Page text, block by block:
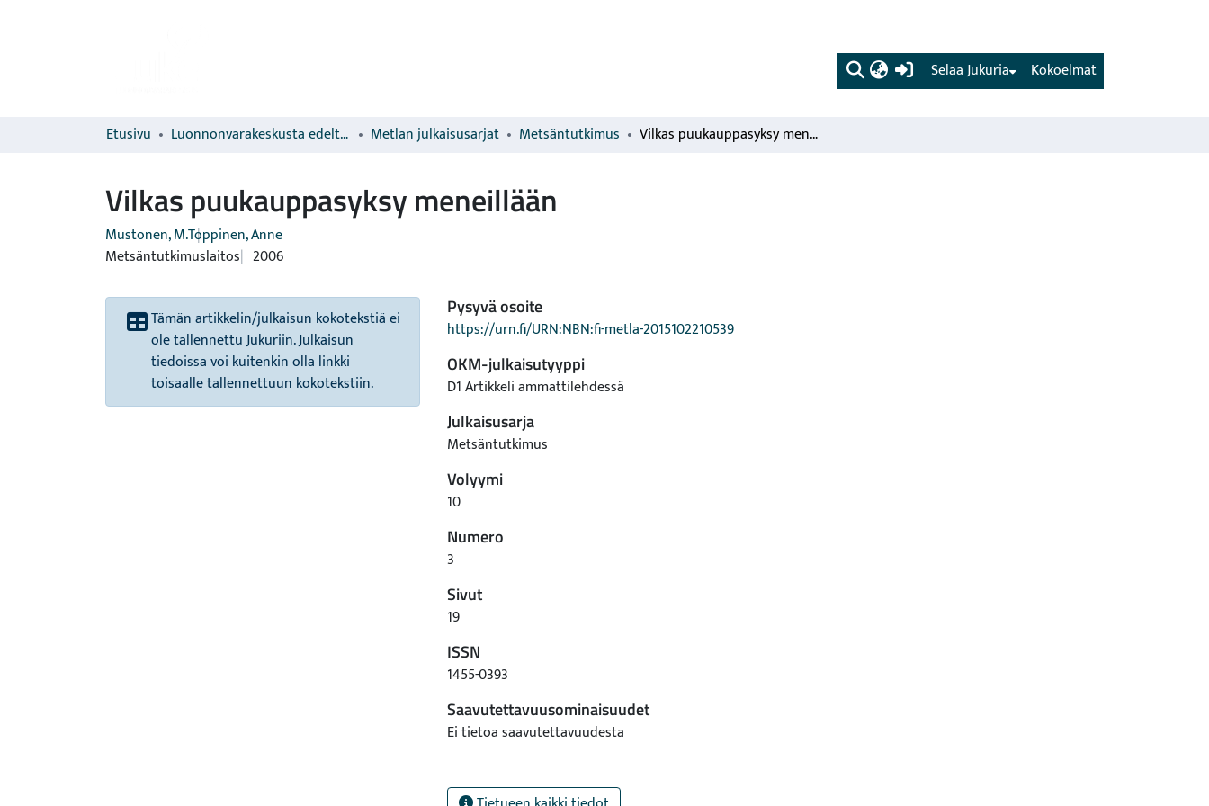
(current) Kokoelmat
Selaa Jukuria
Etusivu Luonnonvarakeskusta edeltävien organisaatioiden sarjat Metlan julkaisusarjat Metsäntutkimus Vilkas puukauppasyksy meneillään
Vilkas puukauppasyksy meneillään
Mustonen, M.Toppinen, Anne
Metsäntutkimuslaitos 2006
Tämän artikkelin/julkaisun kokotekstiä ei
ole tallennettu Jukuriin. Julkaisun
tiedoissa voi kuitenkin olla linkki
toisaalle tallennettuun kokotekstiin.
Pysyvä osoite
https://urn.fi/URN:NBN:fi-metla-2015102210539
OKM-julkaisutyyppi
D1 Artikkeli ammattilehdessä
Julkaisusarja
Metsäntutkimus
Volyymi
10
Numero
3
Sivut
19
ISSN
1455-0393
Saavutettavuusominaisuudet
Ei tietoa saavutettavuudesta